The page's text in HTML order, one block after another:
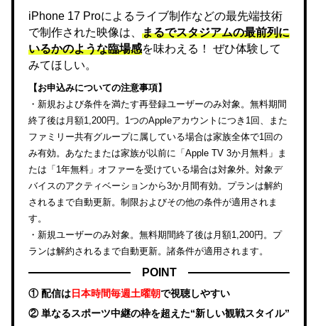
iPhone 17 Proによるライブ制作などの最先端技術
で制作された映像は、 まるでスタジアムの最前列に
いるかのような臨場感を味わえる！ ぜひ体験して
みてほしい。
【お申込みについての注意事項】
・新規および条件を満たす再登録ユーザーのみ対象。無料期間
終了後は月額1,200円。1つのAppleアカウントにつき1回、また
ファミリー共有グループに属している場合は家族全体で1回の
み有効。あなたまたは家族が以前に「Apple TV 3か月無料」ま
たは「1年無料」オファーを受けている場合は対象外。対象デ
バイスのアクティベーションから3か月間有効。プランは解約
されるまで自動更新。制限およびその他の条件が適用されま
す。
・新規ユーザーのみ対象。無料期間終了後は月額1,200円。プ
ランは解約されるまで自動更新。諸条件が適用されます。
POINT
① 配信は日本時間毎週土曜朝で視聴しやすい
② 単なるスポーツ中継の枠を超えた“新しい観戦スタイル”